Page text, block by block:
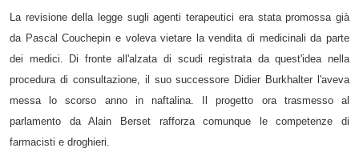
La revisione della legge sugli agenti terapeutici era stata promossa già
da Pascal Couchepin e voleva vietare la vendita di medicinali da parte
dei medici. Di fronte all'alzata di scudi registrata da quest'idea nella
procedura di consultazione, il suo successore Didier Burkhalter l'aveva
messa lo scorso anno in naftalina. Il progetto ora trasmesso al
parlamento da Alain Berset rafforza comunque le competenze di
farmacisti e droghieri.